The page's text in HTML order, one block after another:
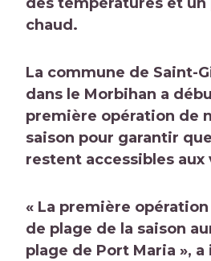
des températures et un
chaud.
La commune de Saint-
dans le Morbihan a
première opération de
saison pour garantir
restent accessibles aux
« La première
de plage de la saison
plage de Port Maria »,